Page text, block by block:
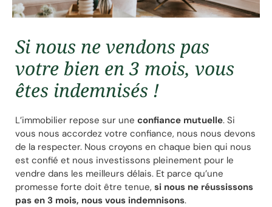
Si nous ne vendons pas
votre bien en 3 mois, vous
êtes indemnisés !
L’immobilier repose sur une confiance mutuelle. Si
vous nous accordez votre confiance, nous nous devons
de la respecter. Nous croyons en chaque bien qui nous
est confié et nous investissons pleinement pour le
vendre dans les meilleurs délais. Et parce qu’une
promesse forte doit être tenue, si nous ne réussissons
pas en 3 mois, nous vous indemnisons.